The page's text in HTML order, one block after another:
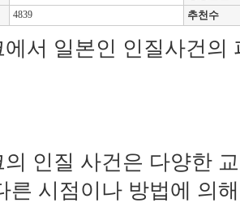
4839 추천수
에서 일본인 인질사건의
의 인질 사건은 다양한
른 시점이나 방법에 의